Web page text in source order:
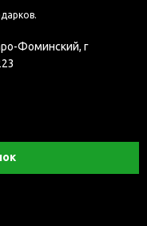
Фоминский, г